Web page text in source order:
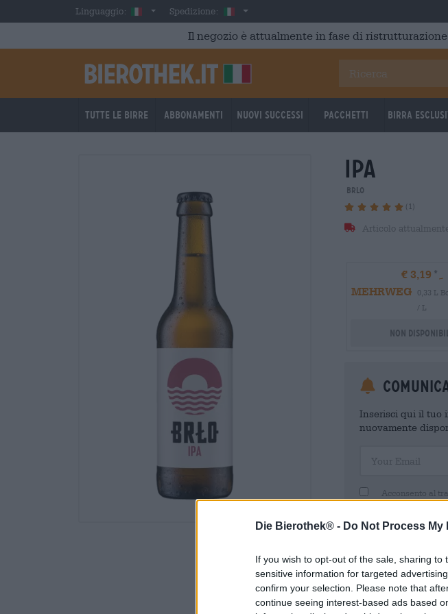
Die Bierothek® - Do Not Process
If you wish to opt-out of the sale, sharing
sensitive information for targeted
confirm your selection. Please note that
continue seeing interest-based ads based
Skip to main contentLinguaggio: ItalianSpedizione: Italia
Il negozio è attualmente in fase di
Tutte le birre Abbonamenti Nuovi successi Pacchetti Birra
ipa
BRLO
(1)
Articolo
€ 3,19
MEHRWEG
0,33 L
/ L
Non
Inserisci qui il tuo
nuovamente
Acconsento al
un account cliente.
dati personali. Sono
inviando un'e-mail a
trattamento